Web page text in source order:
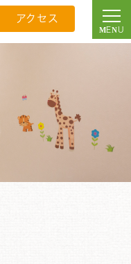
アクセス